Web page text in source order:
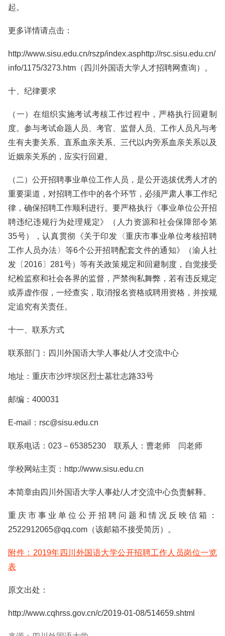
起。
更多详情请点击：
http://www.sisu.edu.cn/rszp/index.asphttp://rsc.sisu.edu.cn/
info/1175/3273.htm（四川外国语大学人才招聘网查询）。
十、纪律要求
（一）在组织实施考试考核工作过程中，严格执行回避制
度。参与考试命题人员、考官、监督人员、工作人员凡与考
生有夫妻关系、直系血亲关系、三代以内旁系血亲关系以及
近姻亲关系的，应实行回避。
（二）公开招聘事业单位工作人员，是公开选拔优秀人才的
重要渠道，对招聘工作中的各个环节，必须严肃人事工作纪
律，确保招聘工作顺利进行。要严格执行《事业单位公开招
聘违纪违规行为处理规定》（人力资源和社会保障部令第
35号），认真贯彻《关于印发〈重庆市事业单位考核招聘
工作人员办法〉等6个公开招聘配套文件的通知》（渝人社
发〔2016〕281号）等有关政策规定和回避制度，自觉接受
纪检监察和社会各界的监督，严禁徇私舞弊，若有违反规定
或弄虚作假，一经查实，取消报名资格或聘用资格，并按规
定追究有关责任。
十一、联系方式
联系部门：四川外国语大学人事处/人才交流中心
地址：重庆市沙坪坝区烈士墓壮志路33号
邮编：400031
E-mail：rsc@sisu.edu.cn
联系电话：023－65385230 联系人：曹老师 闫老师
学校网站主页：http://www.sisu.edu.cn
本简章由四川外国语大学人事处/人才交流中心负责解释。
重庆市事业单位公开招聘问题和情况反映信箱：
2522912065@qq.com（该邮箱不接受简历）。
附件：2019年四川外国语大学公开招聘工作人员岗位一览
表
原文出处：
http://www.cqhrss.gov.cn/c/2019-01-08/514659.shtml